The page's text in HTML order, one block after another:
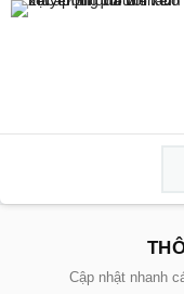
Cập nhật nhanh